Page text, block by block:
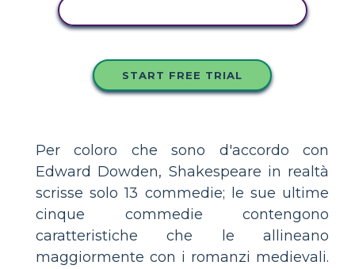
START FREE TRIAL
Per coloro che sono d'accordo con
Edward Dowden, Shakespeare in realtà
scrisse solo 13 commedie; le sue ultime
cinque commedie contengono
caratteristiche che le allineano
maggiormente con i romanzi medievali.